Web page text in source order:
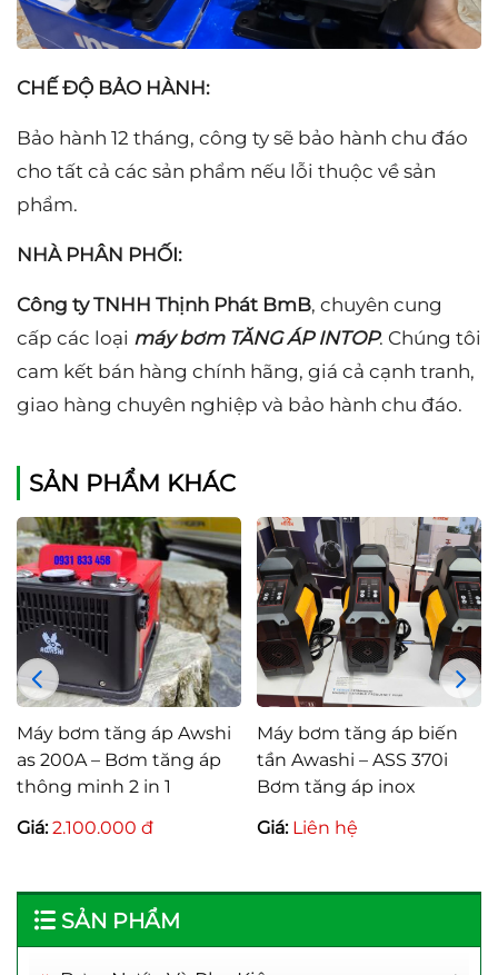
CHẾ ĐỘ BẢO HÀNH:
Bảo hành 12 tháng, công ty sẽ bảo hành chu đáo
cho tất cả các sản phẩm nếu lỗi thuộc về sản
phẩm.
NHÀ PHÂN PHỐI:
Công ty TNHH Thịnh Phát BmB, chuyên cung
cấp các loại máy bơm TĂNG ÁP INTOP. Chúng tôi
cam kết bán hàng chính hãng, giá cả cạnh tranh,
giao hàng chuyên nghiệp và bảo hành chu đáo.
SẢN PHẨM KHÁC
Máy bơm tăng áp Awshi
as 200A – Bơm tăng áp
thông minh 2 in 1
Giá:2.100.000 đ
Máy bơm tăng áp biến
tần Awashi – ASS 370i
Bơm tăng áp inox
Giá: Liên hệ
SẢN PHẨM